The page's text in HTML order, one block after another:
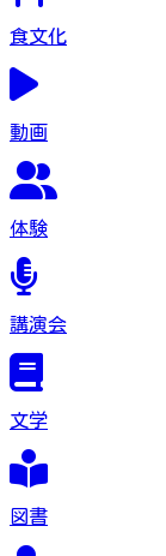
食文化
動画
体験
講演会
文学
図書